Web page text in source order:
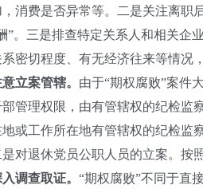
，消费是否异常等。二是关注离职
”。三是排查特定关系人和相关企
密切程度、有无经济往来等情况
案管辖。 由于“期权腐败”案件
管理权限，由有管辖权的纪检监
地或工作所在地有管辖权的纪检监
对退休党员公职人员的立案。按
查取证。 “期权腐败”不同于直